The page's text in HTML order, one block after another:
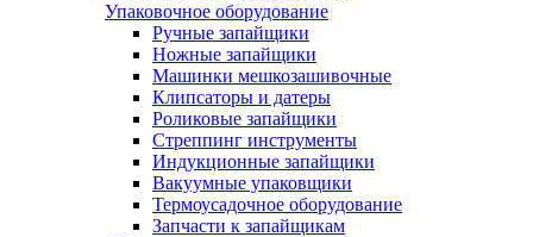
Упаковочное оборудование
Ручные запайщики
Ножные запайщики
Машинки мешкозашивочные
Клипсаторы и датеры
Роликовые запайщики
Стреппинг инструменты
Индукционные запайщики
Вакуумные упаковщики
Термоусадочное оборудование
Запчасти к запайщикам